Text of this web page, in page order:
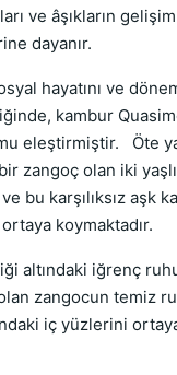
ve âşıkların
dayanır.
hayatını ve
kambur
eleştirmiştir. Öte
zangoç olan iki yaşlı
bu karşılıksız aşk
ortaya koymaktadır.
altındaki iğrenç
zangocun temiz
iç yüzlerini